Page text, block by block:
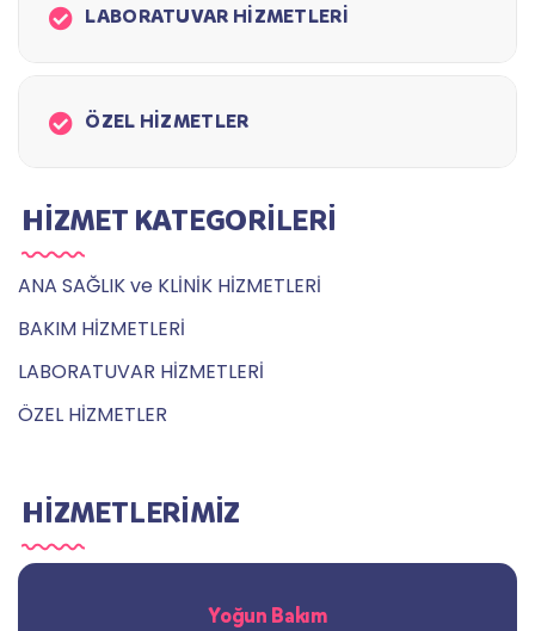
LABORATUVAR HİZMETLERİ
ÖZEL HİZMETLER
HİZMET KATEGORİLERİ
ANA SAĞLIK ve KLİNİK HİZMETLERİ
BAKIM HİZMETLERİ
LABORATUVAR HİZMETLERİ
ÖZEL HİZMETLER
HİZMETLERİMİZ
Yoğun Bakım